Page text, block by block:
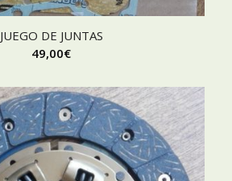
JUEGO DE JUNTAS
49,00€